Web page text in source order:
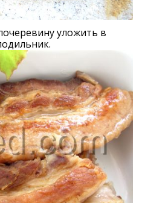
уложить в